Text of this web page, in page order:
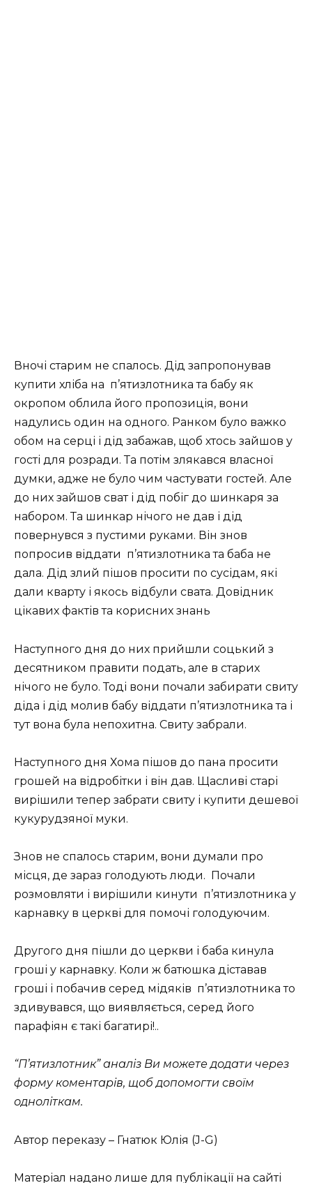
Вночі старим не спалось. Дід запропонував
купити хліба на п’ятизлотника та бабу як
окропом облила його пропозиція, вони
надулись один на одного. Ранком було важко
обом на серці і дід забажав, щоб хтось зайшов у
гості для розради. Та потім злякався власної
думки, адже не було чим частувати гостей. Але
до них зайшов сват і дід побіг до шинкаря за
набором. Та шинкар нічого не дав і дід
повернувся з пустими руками. Він знов
попросив віддати п’ятизлотника та баба не
дала. Дід злий пішов просити по сусідам, які
дали кварту і якось відбули свата. Довідник
цікавих фактів та корисних знань
Наступного дня до них прийшли соцький з
десятником правити подать, але в старих
нічого не було. Тоді вони почали забирати свиту
діда і дід молив бабу віддати п’ятизлотника та і
тут вона була непохитна. Свиту забрали.
Наступного дня Хома пішов до пана просити
грошей на відробітки і він дав. Щасливі старі
вирішили тепер забрати свиту і купити дешевої
кукурудзяної муки.
Знов не спалось старим, вони думали про
місця, де зараз голодують люди. Почали
розмовляти і вирішили кинути п’ятизлотника у
карнавку в церкві для помочі голодуючим.
Другого дня пішли до церкви і баба кинула
гроші у карнавку. Коли ж батюшка діставав
гроші і побачив серед мідяків п’ятизлотника то
здивувався, що виявляється, серед його
парафіян є такі багатирі!..
“П’ятизлотник” аналіз Ви можете додати через
форму коментарів, щоб допомогти своїм
одноліткам.
Автор переказу – Гнатюк Юлія (J-G)
Матеріал надано лише для публікації на сайті